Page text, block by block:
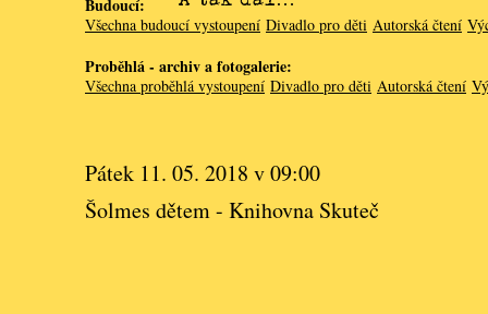
Budoucí:
Všechna budoucí vystoupení Divadlo pro děti Autorská čtení
Proběhlá - archiv a fotogalerie:
Všechna proběhlá vystoupení Divadlo pro děti Autorská čtení
Pátek 11. 05. 2018 v 09:00
Šolmes dětem - Knihovna Skuteč